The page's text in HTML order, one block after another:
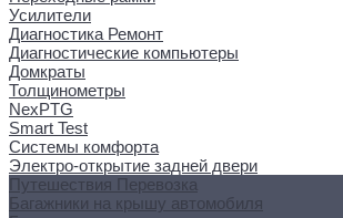
Усилители
Диагностика Ремонт
Диагностические компьютеры
Домкраты
Толщинометры
NexPTG
Smart Test
Системы комфорта
Электро-открытие задней двери
Путешествия Перевозка
Багажники на крышу автомобиля